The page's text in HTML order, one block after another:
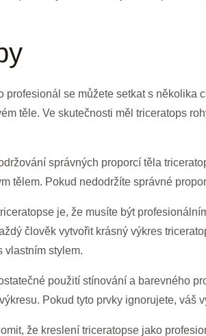
profesionál se můžete setkat s
těle. Ve skutečnosti měl triceratops
správných proporcí těla
tělem. Pokud nedodržíte správné
je, že musíte být
člověk vytvořit krásný výkres
vlastním stylem.
použití stínování a barevného
Pokud tyto prvky ignorujete, váš
že kreslení triceratopse jako